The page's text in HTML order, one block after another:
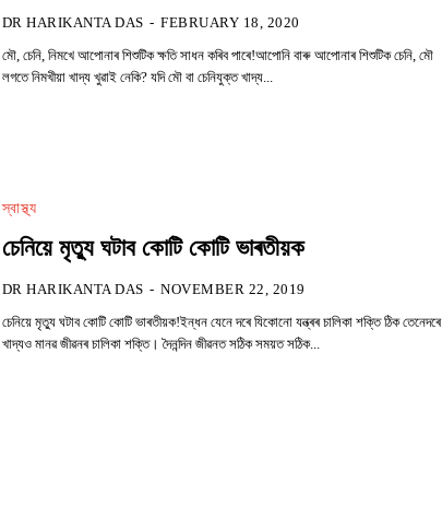
DR HARIKANTA DAS - FEBRUARY 18, 2020
মৌ, চেনি, নিমখে আপোনাৰ শিশুটিক ক্ষতি সাধন কৰিব পাৰে!আপোনি বাৰু আপোনাৰ শিশুটিক চেনি, মৌ
লগতে নিমখীয়া খাদ্য খুৱাই নেকি? যদি মৌ বা চেনিযুক্ত খাদ্য...
স্বাস্থ্য
চেনিয়ে মৃত্যু ঘটাব কোটি কোটি ভাৰতীয়ক
DR HARIKANTA DAS - NOVEMBER 22, 2019
চেনিয়ে মৃত্যু ঘটাব কোটি কোটি ভাৰতীয়ক!ইন্ধন যেনে দৰে যিকোনো যন্ত্ৰৰ চালিকা শক্তি ঠিক তেনেদৰে
খাদ্যও মানৱ জীৱনৰ চালিকা শক্তি। দৈনন্দিন জীৱনত সঠিক সময়ত সঠিক...